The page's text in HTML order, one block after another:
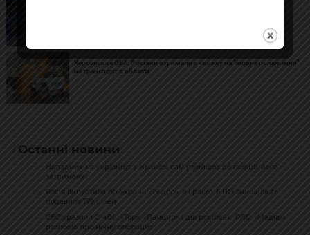
Херсонська ОВА: Росіяни отримали вказівку на "вільне полювання"
на транспорт в області
Останні новини
Нападник на українців у Кракові сам прийшов до поліції: його
затримали
Росія випустила по Україні 219 дронів і ракет: ППО знищила та
подавила 179 цілей
СБС уразили С-400, «Тор», «Панцир» і дві російські РЛС: «Мадяр»
розповів про нічну операцію